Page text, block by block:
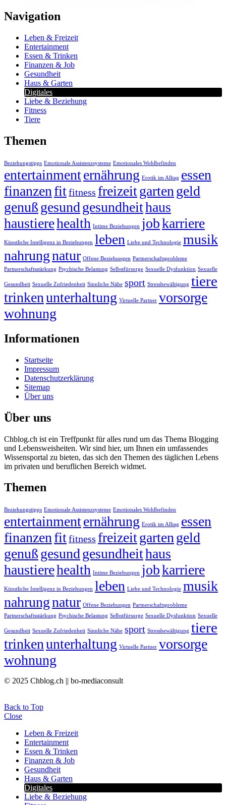
Navigation
Leben & Freizeit
Entertainment
Essen & Trinken
Finanzen & Job
Gesundheit
Haus & Garten
Digitales
Liebe & Beziehung
Fitness
Tiere
Themen
Beziehungstipps Emotionale Assistenzsysteme Emotionales Wohlbefinden
entertainmenternährung Erotik im Alltag essen
finanzen fitfitness freizeitgarten geld
genußgesund gesundheithaus
haustierehealth Intime Beziehungen jobkarriere
Künstliche Intelligenz in Beziehungen leben Liebe und Technologie musik
nahrungnatur Offene Beziehungen Partnerschaftsprobleme
Partnerschaftsstärkung Psychische Belastung Selbstfürsorge Sexuelle Dysfunktion Sexuelle
Gesundheit Sexuelle Zufriedenheit Sinnliche Nähe sport Stressbewältigung tiere
trinkenunterhaltung Virtuelle Partner vorsorge
wohnung
Informationen
Startseite
Impressum
Datenschutzerklärung
Sitemap
Über uns
Über uns
Chblog.ch ist ein Treffpunkt für alles rund um das Thema Blogging
und Lebensweisheiten. Wir sind hier, um Ihnen ein umfassendes
Wissensportal zu bieten, das sich den Themen des täglichen Lebens
im privaten und beruflichen Bereich widmet.
Themen
Beziehungstipps Emotionale Assistenzsysteme Emotionales Wohlbefinden
entertainmenternährung Erotik im Alltag essen
finanzenfitfitness freizeitgartengeld
genußgesundgesundheithaus
haustierehealth Intime Beziehungen jobkarriere
Künstliche Intelligenz in Beziehungen leben Liebe und Technologie musik
nahrungnatur Offene Beziehungen Partnerschaftsprobleme
Partnerschaftsstärkung Psychische Belastung Selbstfürsorge Sexuelle Dysfunktion Sexuelle
Gesundheit Sexuelle Zufriedenheit Sinnliche Nähe sport Stressbewältigung tiere
trinkenunterhaltung Virtuelle Partner vorsorge
wohnung
© 2025 Chblog.ch || bo-mediaconsult
Back to Top
Close
Leben & Freizeit
Entertainment
Essen & Trinken
Finanzen & Job
Gesundheit
Haus & Garten
Digitales
Liebe & Beziehung